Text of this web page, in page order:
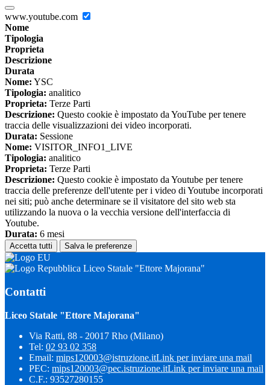
www.youtube.com
Nome
Tipologia
Proprieta
Descrizione
Durata
Nome: YSC
Tipologia: analitico
Proprieta: Terze Parti
Descrizione: Questo cookie è impostato da YouTube per tenere
traccia delle visualizzazioni dei video incorporati.
Durata: Sessione
Nome: VISITOR_INFO1_LIVE
Tipologia: analitico
Proprieta: Terze Parti
Descrizione: Questo cookie è impostato da Youtube per tenere
traccia delle preferenze dell'utente per i video di Youtube incorporati
nei siti; può anche determinare se il visitatore del sito web sta
utilizzando la nuova o la vecchia versione dell'interfaccia di
Youtube.
Durata: 6 mesi
Accetta tutti Salva le preferenze
Liceo Statale "Ettore Majorana"
Contatti
Liceo Statale "Ettore Majorana"
Via Ratti, 88 - 20017 Rho (Milano)
Tel: 02 93 02 358
Email: mips120003@istruzione.itLink per inviare una mail
PEC: mips120003@pec.istruzione.itLink per inviare una mail
C.F.: 93527280155